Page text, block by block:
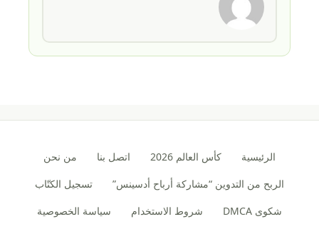
الرئيسية كأس العالم 2026 اتصل بنا
من نحن
الربح من التدوين “مشاركة أرباح أدسينس”
تسجيل الكتّاب
شكوى DMCA
شروط الاستخدام سياسة الخصوصية